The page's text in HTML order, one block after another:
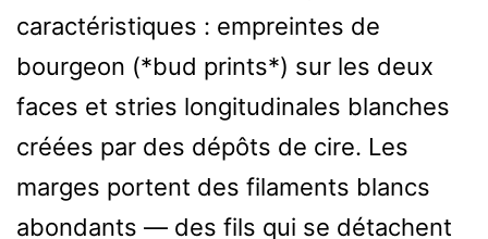
caractéristiques : empreintes de
bourgeon (*bud prints*) sur les deux
faces et stries longitudinales blanches
créées par des dépôts de cire. Les
marges portent des filaments blancs
abondants — des fils qui se détachent